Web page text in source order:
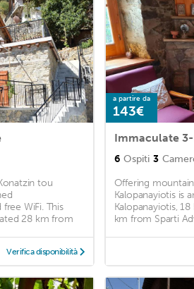
tou
WiFi. This
28 km from
Verifica disponibilità
a partire da
143€
Immaculate
6 Ospiti 3
Offering
Kalopanayiotis is
Kalopanayiotis,
km from Sparti